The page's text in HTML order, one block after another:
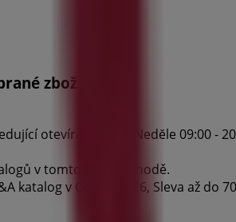
zboží
otevírací dobu: Nedĕle 09:00 -
v tomto C&A obchodě.
katalog v Cechova, 26, Sleva až do